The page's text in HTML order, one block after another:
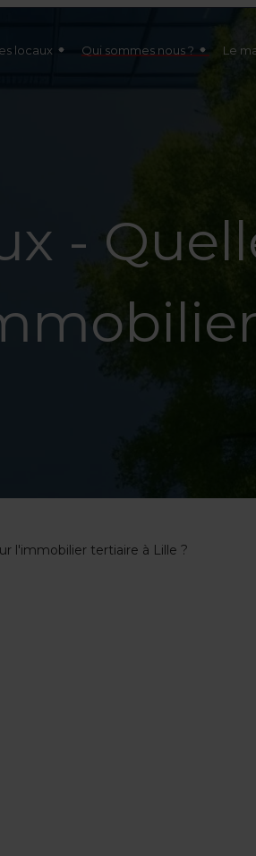
locaux Qui sommes nous ? Le
-
l'immobilier tertiaire à Lille ?